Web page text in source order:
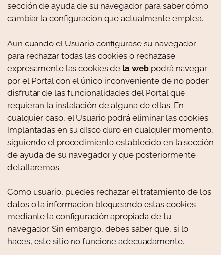
sección de ayuda de su navegador para saber cómo
cambiar la configuración que actualmente emplea.
Aun cuando el Usuario configurase su navegador
para rechazar todas las cookies o rechazase
expresamente las cookies de la web podrá navegar
por el Portal con el único inconveniente de no poder
disfrutar de las funcionalidades del Portal que
requieran la instalación de alguna de ellas. En
cualquier caso, el Usuario podrá eliminar las cookies
implantadas en su disco duro en cualquier momento,
siguiendo el procedimiento establecido en la sección
de ayuda de su navegador y que posteriormente
detallaremos.
Como usuario, puedes rechazar el tratamiento de los
datos o la información bloqueando estas cookies
mediante la configuración apropiada de tu
navegador. Sin embargo, debes saber que, si lo
haces, este sitio no funcione adecuadamente.